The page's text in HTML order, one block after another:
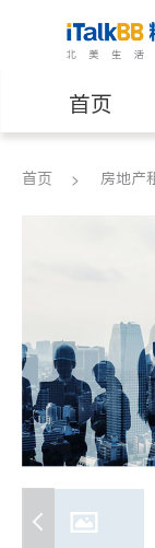
首页
医生
养老
首页 房地产